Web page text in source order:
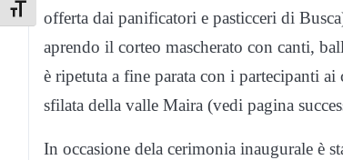
Toggle Font sizeofferta dai panificatori e pasticceri di
aprendo il corteo mascherato con canti,
è ripetuta a fine parata con i partecipanti
sfilata della valle Maira (vedi pagina
In occasione dela cerimonia inaugurale è